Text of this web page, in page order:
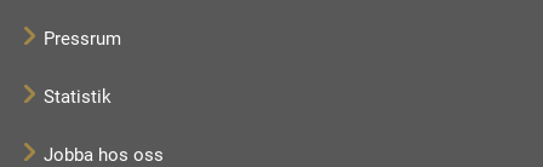
Pressrum
Statistik
Jobba hos oss